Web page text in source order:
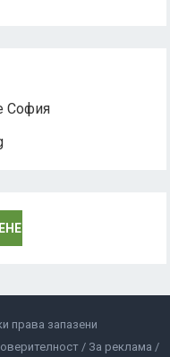
София
права запазени
За реклама